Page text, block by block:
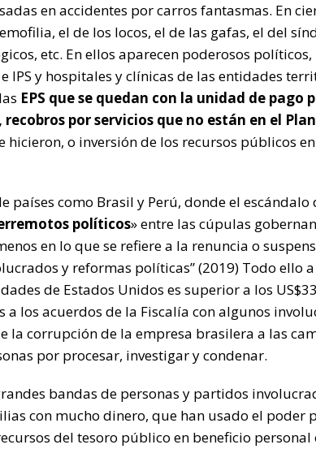
en accidentes por carros fantasmas. En
el de los locos, el de las gafas, el del
etc. En ellos aparecen poderosos
IPS y hospitales y clínicas de las entidades
EPS que se quedan con la unidad de pago
por servicios que no están en el
hicieron, o inversión de los recursos públicos
países como Brasil y Perú, donde el
políticos» entre las cúpulas
en lo que se refiere a la renuncia o
y reformas políticas” (2019) Todo ello
de Estados Unidos es superior a los
a los acuerdos de la Fiscalía con algunos
la corrupción de la empresa brasilera a las
por procesar, investigar y condenar.
bandas de personas y partidos
con mucho dinero, que han usado el poder
del tesoro público en beneficio personal